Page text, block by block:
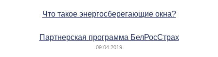
Что такое энергосберегающие окна?
Партнерская программа БелРосСтрах
09.04.2019